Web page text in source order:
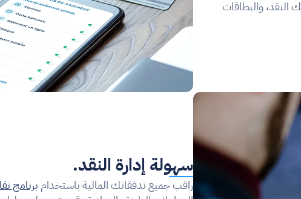
سهولة إدارة النقد.
راقب جميع تدفقاتك المالية باستخدام برنامج